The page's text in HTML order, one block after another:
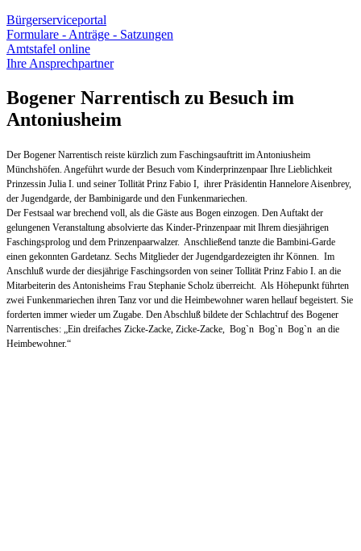
Bürgerserviceportal
Formulare - Anträge - Satzungen
Amtstafel online
Ihre Ansprechpartner
Bogener Narrentisch zu Besuch im
Antoniusheim
Der Bogener Narrentisch reiste kürzlich zum Faschingsauftritt im Antoniusheim
Münchshöfen. Angeführt wurde der Besuch vom Kinderprinzenpaar Ihre Lieblichkeit
Prinzessin Julia I. und seiner Tollität Prinz Fabio I, ihrer Präsidentin Hannelore Aisenbrey,
der Jugendgarde, der Bambinigarde und den Funkenmariechen.
Der Festsaal war brechend voll, als die Gäste aus Bogen einzogen. Den Auftakt der
gelungenen Veranstaltung absolvierte das Kinder-Prinzenpaar mit Ihrem diesjährigen
Faschingsprolog und dem Prinzenpaarwalzer. Anschließend tanzte die Bambini-Garde
einen gekonnten Gardetanz. Sechs Mitglieder der Jugendgardezeigten ihr Können. Im
Anschluß wurde der diesjährige Faschingsorden von seiner Tollität Prinz Fabio I. an die
Mitarbeiterin des Antonisheims Frau Stephanie Scholz überreicht. Als Höhepunkt führten
zwei Funkenmariechen ihren Tanz vor und die Heimbewohner waren hellauf begeistert. Sie
forderten immer wieder um Zugabe. Den Abschluß bildete der Schlachtruf des Bogener
Narrentisches: „Ein dreifaches Zicke-Zacke, Zicke-Zacke, Bog`n Bog`n Bog`n an die
Heimbewohner.“